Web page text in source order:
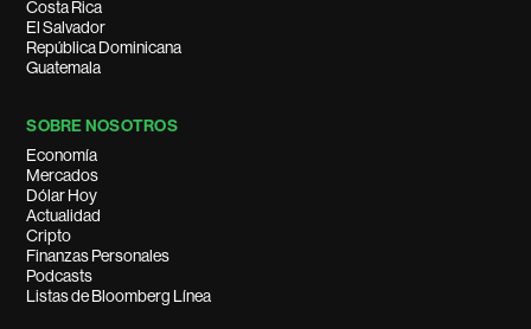
Costa Rica
El Salvador
República Dominicana
Guatemala
SOBRE NOSOTROS
Economía
Mercados
Dólar Hoy
Actualidad
Cripto
Finanzas Personales
Podcasts
Listas de Bloomberg Línea